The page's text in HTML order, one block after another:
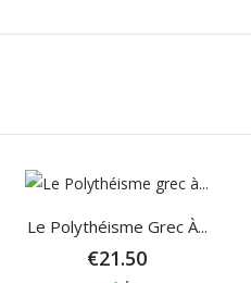
Le Polythéisme Grec À...
€21.50